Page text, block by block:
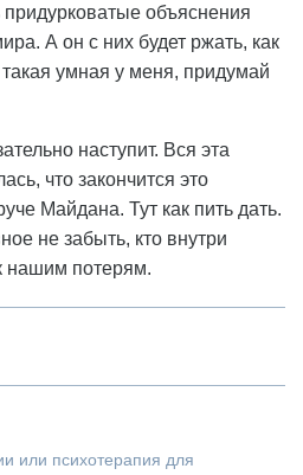
объяснения
А он с них будет ржать, как
умная у меня, придумай
наступит. Вся эта
что закончится это
Майдана. Тут как пить дать.
не забыть, кто внутри
нашим потерям.
или психотерапия для